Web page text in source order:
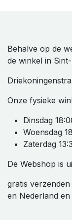
Behalve op de
de winkel in
Onze fysieke
Dinsdag
Woensdag
Zaterdag
De Webshop is
gratis
en Nederland